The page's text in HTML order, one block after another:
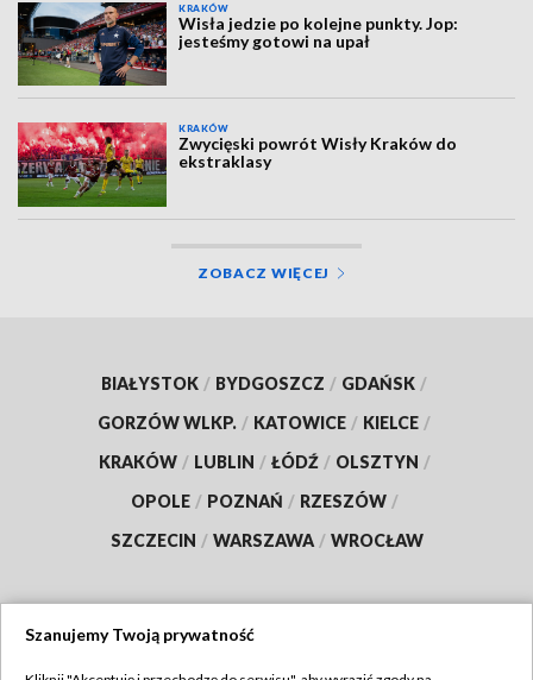
KRAKÓW
Wisła jedzie po kolejne punkty. Jop:
jesteśmy gotowi na upał
KRAKÓW
Zwycięski powrót Wisły Kraków do
ekstraklasy
ZOBACZ WIĘCEJ
BIAŁYSTOK / BYDGOSZCZ / GDAŃSK /
GORZÓW WLKP. / KATOWICE / KIELCE /
KRAKÓW / LUBLIN / ŁÓDŹ / OLSZTYN /
OPOLE / POZNAŃ / RZESZÓW /
SZCZECIN / WARSZAWA / WROCŁAW
Szanujemy Twoją prywatność